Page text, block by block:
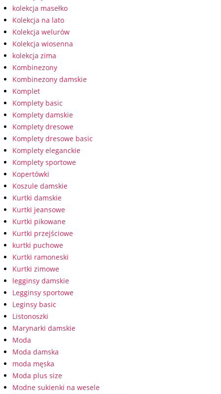
kolekcja masełko
Kolekcja na lato
Kolekcja welurów
Kolekcja wiosenna
kolekcja zima
Kombinezony
Kombinezony damskie
Komplet
Komplety basic
Komplety damskie
Komplety dresowe
Komplety dresowe basic
Komplety eleganckie
Komplety sportowe
Kopertówki
Koszule damskie
Kurtki damskie
Kurtki jeansowe
Kurtki pikowane
Kurtki przejściowe
kurtki puchowe
Kurtki ramoneski
Kurtki zimowe
legginsy damskie
Legginsy sportowe
Leginsy basic
Listonoszki
Marynarki damskie
Moda
Moda damska
moda męska
Moda plus size
Modne sukienki na wesele